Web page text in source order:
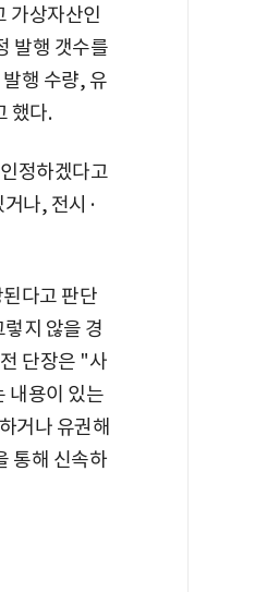
가상자산인
발행 갯수를
행 수량, 유
했다.
정하겠다고
나, 전시·
다고 판단
지 않을 경
단장은 "사
내용이 있는
거나 유권해
통해 신속하